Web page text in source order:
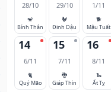
28/10
🐒
Bính Thân
29/10
🐓
Đinh Dậu
1/11
🐕
Mậu Tuất
14
6/11
🐈
Quý Mão
15
7/11
🐉
Giáp Thìn
16
8/11
🐍
Ất Tỵ